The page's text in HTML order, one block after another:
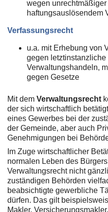
wegen
haftungsauslösendem
Verfassungsrecht
u.a. mit Erhebung von
gegen
Verwaltungshandeln,
gegen Gesetze
Mit dem Verwaltungsrecht
der sich wirtschaftlich
eines Gewerbes bei der
der Gemeinde, aber auch
Genehmigungen bei
Im Zuge wirtschaftlicher
normalen Leben des
Verwaltungsrecht nicht
zuständigen Behörden
beabsichtigte gewerbliche
dürfen. Das gilt
Makler,